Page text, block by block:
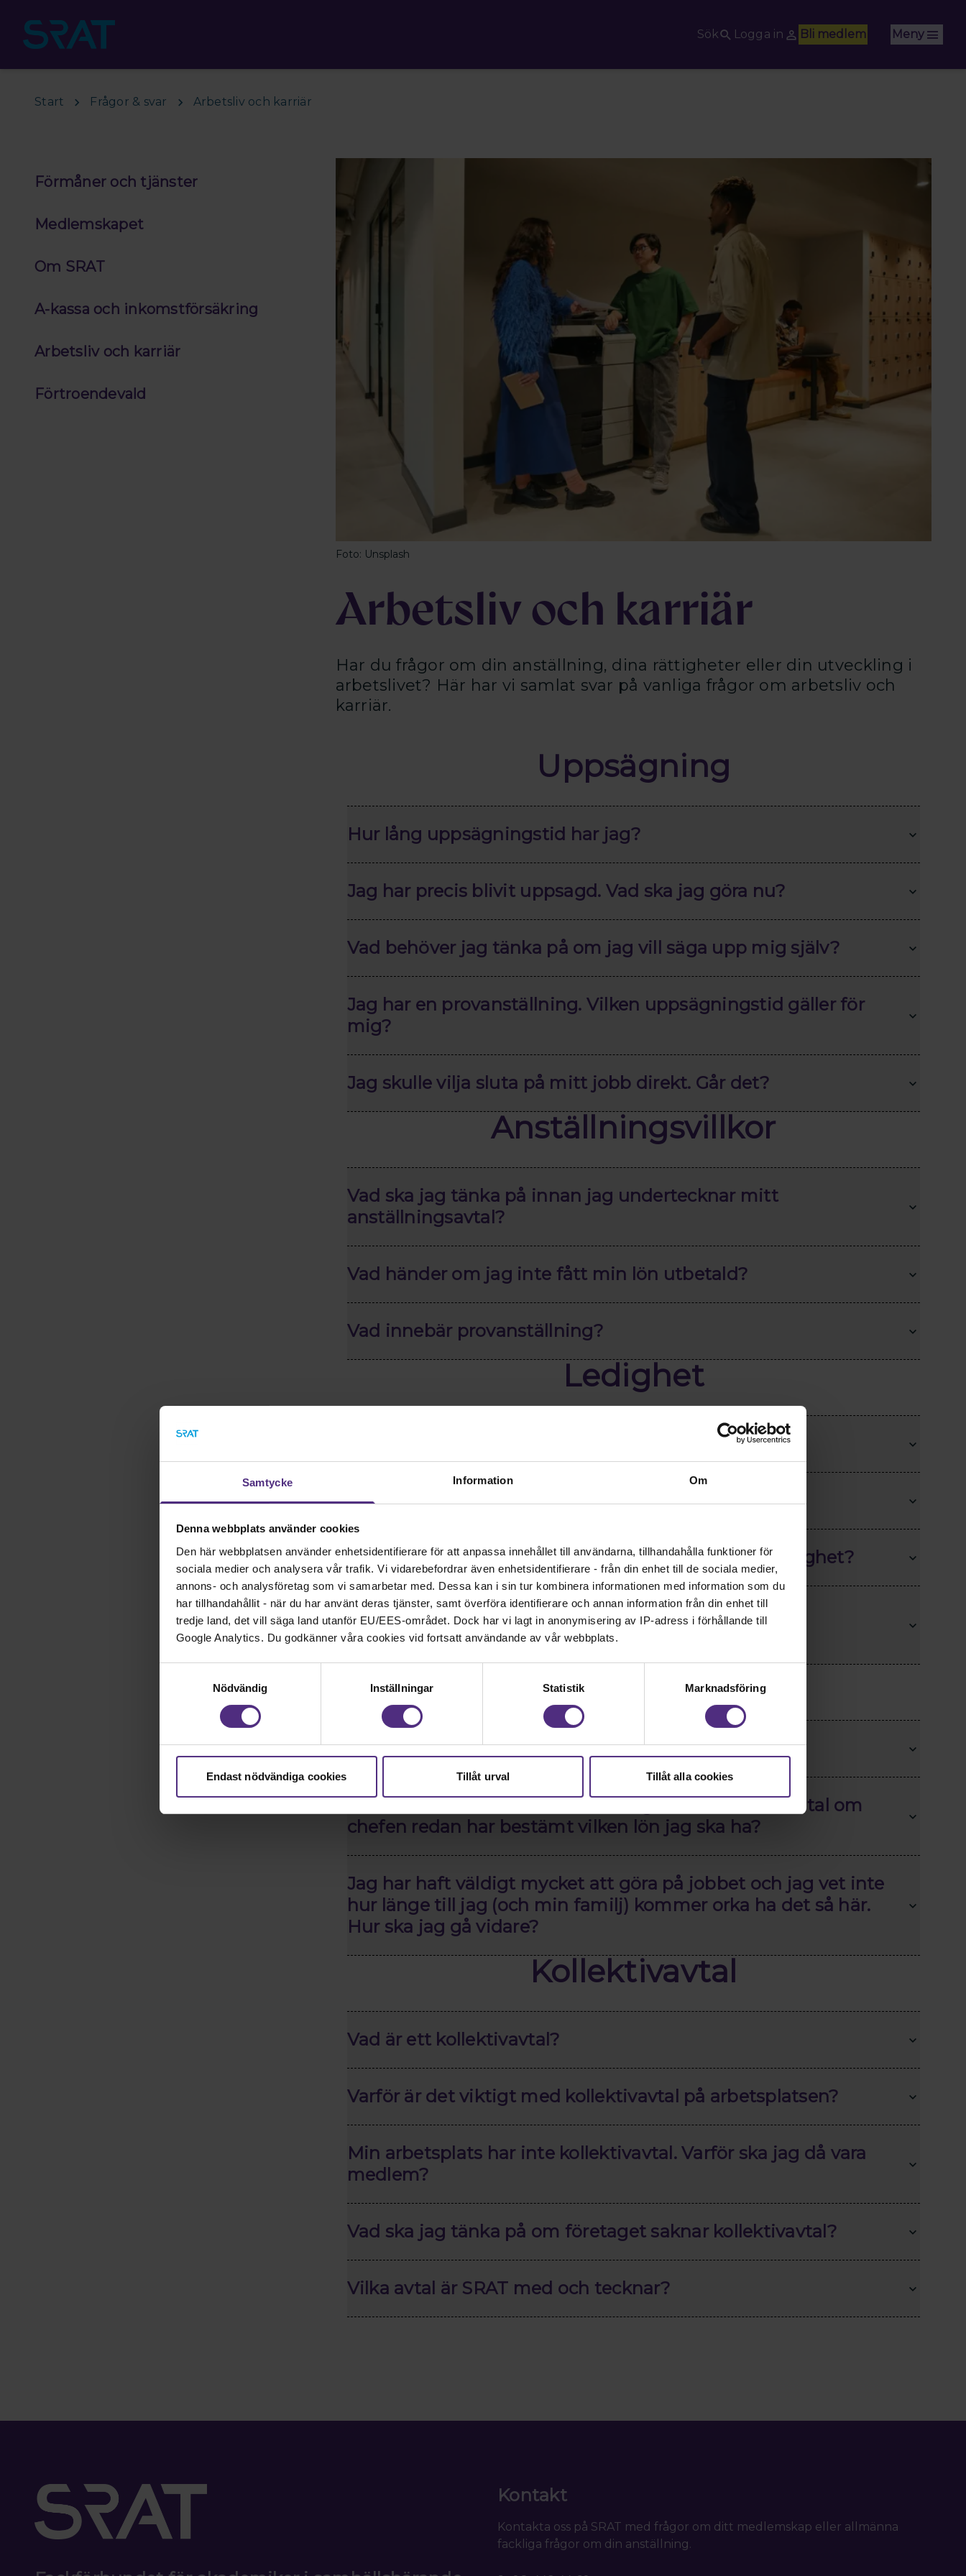
Samtycke Information Om
Denna webbplats använder cookies
Den här webbplatsen använder enhetsidentifierare för att anpassa innehållet till användarna, tillhandahålla funktioner för
sociala medier och analysera vår trafik. Vi vidarebefordrar även enhetsidentifierare - från din enhet till de sociala medier,
annons- och analysföretag som vi samarbetar med. Dessa kan i sin tur kombinera informationen med information som du
har tillhandahållit - när du har använt deras tjänster, samt överföra identifierare och annan information från din enhet till
tredje land, det vill säga land utanför EU/EES-området. Dock har vi lagt in anonymisering av IP-adress i förhållande till
Google Analytics. Du godkänner våra cookies vid fortsatt användande av vår webbplats.
Nödvändig
Inställningar Statistik Marknadsföring
Endast nödvändiga cookies Tillåt urval Tillåt alla cookies
Sök
Logga in Bli medlem Meny
Start Frågor & svar Arbetsliv och karriär
Förmåner och tjänster
Medlemskapet
Om SRAT
A-kassa och inkomstförsäkring
Arbetsliv och karriär
Förtroendevald
Foto: Unsplash
Arbetsliv och karriär
Har du frågor om din anställning, dina rättigheter eller din utveckling i
arbetslivet? Här har vi samlat svar på vanliga frågor om arbetsliv och
karriär.
Uppsägning
Hur lång uppsägningstid har jag?
Jag har precis blivit uppsagd. Vad ska jag göra nu?
Vad behöver jag tänka på om jag vill säga upp mig själv?
Jag har en provanställning. Vilken uppsägningstid gäller för
mig?
Jag skulle vilja sluta på mitt jobb direkt. Går det?
Anställningsvillkor
Vad ska jag tänka på innan jag undertecknar mitt
anställningsavtal?
Vad händer om jag inte fått min lön utbetald?
Vad innebär provanställning?
Ledighet
Vad händer om jag blir sjuk under semestern?
Har jag rätt till semester som nyanställd?
Har jag rätt till löneutveckling under min föräldraledighet?
Har jag rätt att gå tillbaka till samma tjänst efter min
föräldraledighet?
Arbetsliv och karriär
Hur kan SRAT stödja mig i min karriärutveckling?
Vad är vitsen med att förbereda sig inför ett lönesamtal om
chefen redan har bestämt vilken lön jag ska ha?
Jag har haft väldigt mycket att göra på jobbet och jag vet inte
hur länge till jag (och min familj) kommer orka ha det så här.
Hur ska jag gå vidare?
Kollektivavtal
Vad är ett kollektivavtal?
Varför är det viktigt med kollektivavtal på arbetsplatsen?
Min arbetsplats har inte kollektivavtal. Varför ska jag då vara
medlem?
Vad ska jag tänka på om företaget saknar kollektivavtal?
Vilka avtal är SRAT med och tecknar?
Kontakt
Kontakta oss på SRAT med frågor om ditt medlemskap eller allmänna
fackliga frågor om din anställning.